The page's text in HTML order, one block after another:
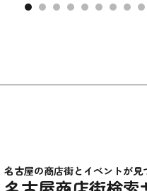
名古屋の商店街とイベントが見